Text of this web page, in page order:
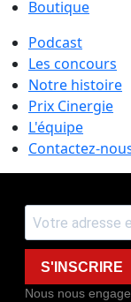
Boutique
Podcast
Les concours
Notre histoire
Prix Cinergie
L'équipe
Contactez-
S'INSCRIRE
Nous nous